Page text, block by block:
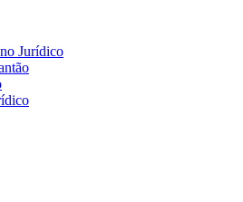
Jurídico